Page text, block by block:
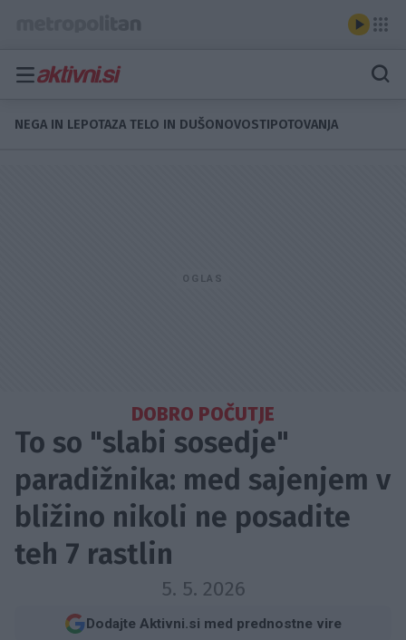
NEGA IN LEPOTAZA TELO IN DUŠONOVOSTIPOTOVANJA
DOBRO POČUTJE
To so "slabi sosedje"
paradižnika: med sajenjem v
bližino nikoli ne posadite
teh 7 rastlin
5. 5. 2026
Dodajte Aktivni.si med prednostne vire